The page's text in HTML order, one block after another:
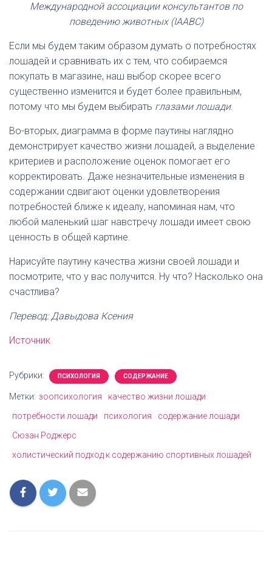
Международной ассоциации консультантов по
поведению животных (IAABC)
Если мы будем таким образом думать о потребностях
лошадей и сравнивать их с тем, что собираемся
покупать в магазине, наш выбор скорее всего
существенно изменится и будет более правильным,
потому что мы будем выбирать глазами лошади.
Во-вторых, диаграмма в форме паутины наглядно
демонстрирует качество жизни лошадей, а выделение
критериев и расположение оценок помогает его
корректировать. Даже незначительные изменения в
содержании сдвигают оценки удовлетворения
потребностей ближе к идеалу, напоминая нам, что
любой маленький шаг навстречу лошади имеет свою
ценность в общей картине.
Нарисуйте паутину качества жизни своей лошади и
посмотрите, что у вас получится. Ну что? Насколько она
счастлива?
Перевод: Давыдова Ксения
Источник
Рубрики: ПСИХОЛОГИЯ СОДЕРЖАНИЕ
Метки: зоопсихология
качество жизни лошади
потребности лошади
психология
содержание лошади
Сюзан Роджерс
холистический подход к содержанию спортивных лошадей